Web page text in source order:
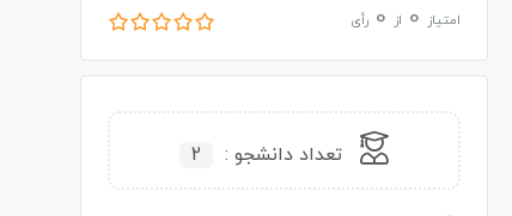
امتیاز 0 از 0 رأی
تعداد دانشجو : 2